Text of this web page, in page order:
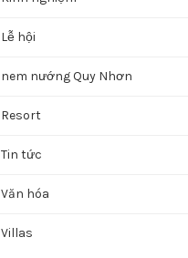
Lễ hội
nem nướng Quy Nhơn
Resort
Tin tức
Văn hóa
Villas